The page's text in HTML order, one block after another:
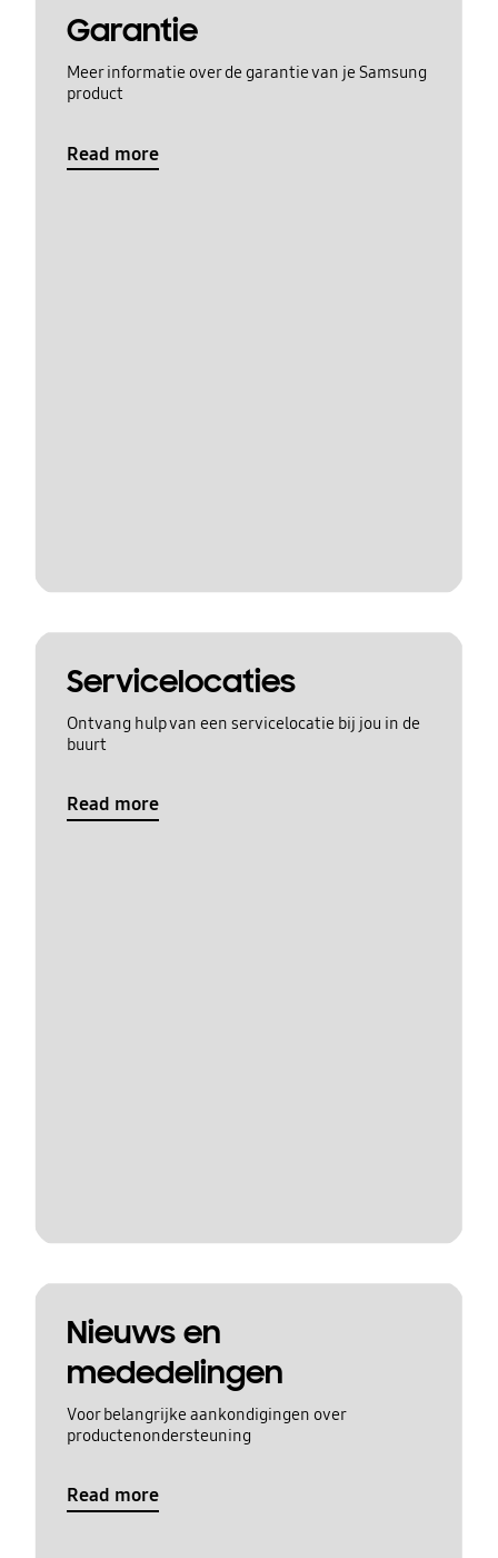
Garantie
Meer informatie over de garantie van je Samsung
product
Read more
Servicelocaties
Ontvang hulp van een servicelocatie bij jou in de
buurt
Read more
Nieuws en
mededelingen
Voor belangrijke aankondigingen over
productenondersteuning
Read more